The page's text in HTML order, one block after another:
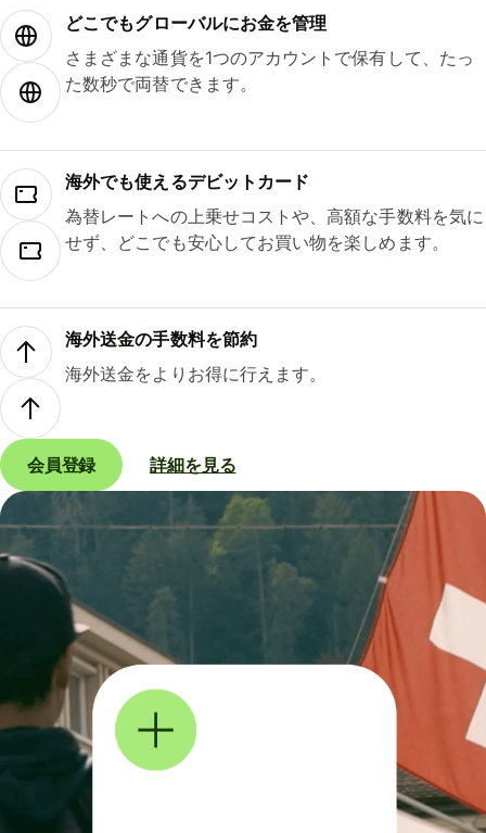
どこでもグ⁠ロ⁠ー⁠バ⁠ルにお金を管理
さまざまな通貨を1つのアカウントで保有して、たっ
た数秒で両替できます。
海外でも使えるデビットカード
為替レートへの上乗せコストや、高額な手数料を気に
せず、どこでも安心してお買い物を楽しめます。
海外送金の手数料を節約
海外送金をよりお得に行えます。
会員登録 詳細を見る